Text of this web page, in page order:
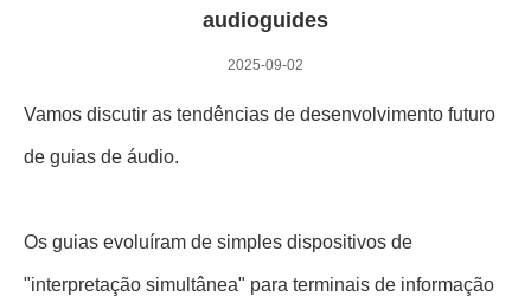
audioguides
2025-09-02
Vamos discutir as tendências de desenvolvimento futuro
de guias de áudio.
Os guias evoluíram de simples dispositivos de
"interpretação simultânea" para terminais de informação